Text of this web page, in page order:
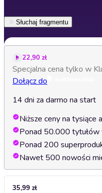
Słuchaj fragmentu
22,90 zł
Specjalna cena tylko w
Dołącz do
14 dni za darmo na start
Niższe ceny na tysiące
Ponad 50.000 tytułów
Ponad 200
Nawet 500 nowości
35,99 zł